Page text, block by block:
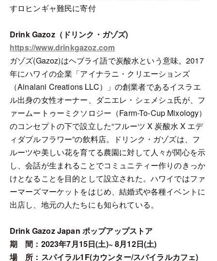
すロヒンギャ難民に寄付
Drink Gazoz（ドリンク・ガゾズ)
https://www.drinkgazoz.com
ガゾズ(Gazoz)はヘブライ語で炭酸水という意味。2017
年にハワイの企業「アイナラニ・クリエーションズ
（Ainalani Creations LLC）」の創業者であるイスラエ
ル出身の女性オーナー、ダニエレ・シェメシュ氏が、フ
ァームートゥーミクソロジー（Farm-To-Cup Mixology）
のコンセプトの下で設立した“フルーツ X 炭酸水 X エデ
ィダブルフラワー”の飲料店。ドリンク・ガゾズは、フ
ルーツや美しい花を育てる農園に対して人々が関心を示
し、会話が生まれることでコミュニティー作りのきっか
けとなることを目的として設立された。ハワイではファ
ーマーズマーケットをはじめ、結婚式や各種イベントに
出店し、地元の人たちにも知られている。
Drink Gazoz Japan ポップアップストア
期 間：2023年7月15日(土)~ 8月12日(土)
場 所：スパイラル1F(カウンター/スパイラルカフェ)